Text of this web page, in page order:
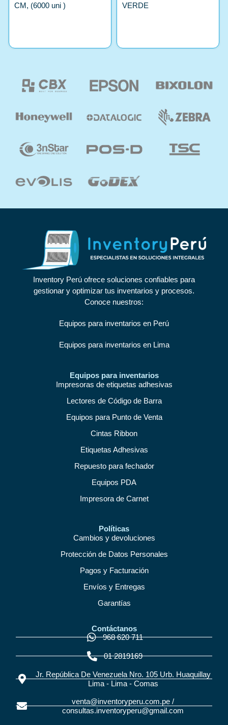
CM, (6000 uni )
VERDE
Inventory Perú ofrece soluciones confiables para
gestionar y optimizar tus inventarios y procesos.
Conoce nuestros:
Equipos para inventarios en Perú
Equipos para inventarios en Lima
Equipos para inventarios
Impresoras de etiquetas adhesivas
Lectores de Código de Barra
Equipos para Punto de Venta
Cintas Ribbon
Etiquetas Adhesivas
Repuesto para fechador
Equipos PDA
Impresora de Carnet
Políticas
Cambios y devoluciones
Protección de Datos Personales
Pagos y Facturación
Envíos y Entregas
Garantías
Contáctanos
968 620 711
01 2819169
Jr. República De Venezuela Nro. 105 Urb. Huaquillay
Lima - Lima - Comas
venta@inventoryperu.com.pe /
consultas.inventoryperu@gmail.com